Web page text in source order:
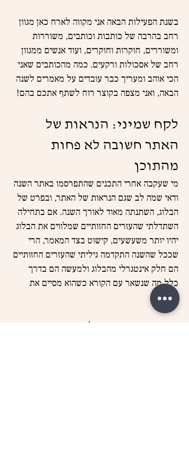
בשנת הפעילות הבאה אני מקווה לארח כאן מגוון
רחב בהרבה של כותבות וכותבים, משוררות
ומשוררים, חוקרות וחוקרים, ועוד אנשים ממגוון
רחב של אסכולות ורקעים. כמה מהכותבים שאני
הכי אוהב ומעריך כבר עובדים על מאמרים לשנה
הבאה, ואני מצפה בקוצר רוח לשתף אתכם בהם!
לקח שמיני: הנראות של
האתר חשובה לא פחות
מהתוכן
מי שעקבה אחרי התכנים שהתפרסמו באתר השנה
ודאי שמה לב שגם הנראות של האתר, ובפרט של
הבלוג, השתנתה מאוד לאורך השנה. אם בתחילה
השתדלתי שהעזרים החזותיים שמלווים את הבלוג
יהיו יותר משעשעים, קישוט בצד המאמר, הרי
שככל שהשנה התקדמה גיליתי שהעזרים החזותיים
הם חלק אינטגרלי מהבלוג ולמעשה הם בדרך
כלל מה שנשאר עם הקורא כשהוא מסיים את
הקריאה.
בזכות אשתי היצירתית, שליוותה אותי וממשיכה